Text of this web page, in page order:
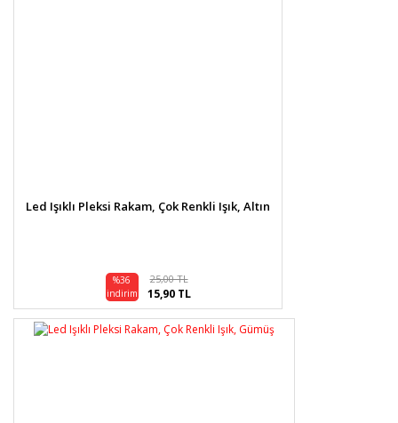
Led Işıklı Pleksi Rakam, Çok Renkli Işık, Altın
%36
indirim
25,00 TL
15,90 TL